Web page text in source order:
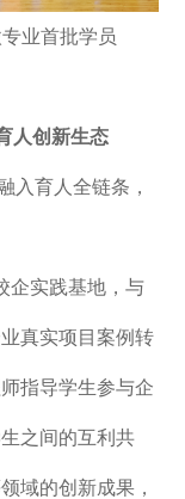
业首批学员
人创新生态
入育人全链条，
企实践基地，与
真实项目案例转
指导学生参与企
之间的互利共
领域的创新成果，